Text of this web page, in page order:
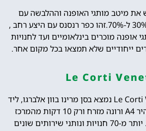
יש את מיטב מותגי האופנה וההלבשה עם
מחירים מוזלים בין -30% ל-70%.זהו כפר רנסנס עם היצע רחב ,
אופנה מוכרים בינלאומיים ועד לחנויות
ייחודיים שלא תמצאו בכל מקום אחר.
Le Corti
מרכז הקניות Le Corti Venete נמצא בסן מרינו בוון אלברגו, ליד
היציאה לכביש המהיר A4 ורונה מזרח ורק 10 דקות מהמרכז
ההיסטורי של ורונה. יותר מ-70 חנויות ונותני שירותים שונים